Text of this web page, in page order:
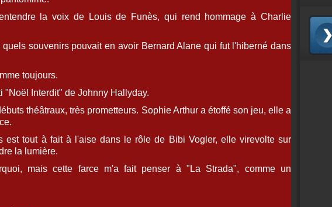
la voix de Louis de Funès, qui rend hommage à Charlie
souvenirs pouvait en avoir Bernard Alane qui fut l'hiberné dans
toujours.
"Noël Interdit" de Johnny Hallyday.
théâtraux, très prometteurs. Sophie Arthur a étoffé son jeu, elle a
est tout à fait à l'aise dans le rôle de Bibi Vogler, elle virevolte sur
la lumière.
mais cette farce m'a fait penser à "La Strada", comme un